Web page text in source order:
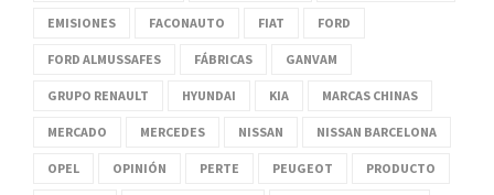
EMISIONES FACONAUTO FIAT FORD
FORD ALMUSSAFES FÁBRICAS GANVAM
GRUPO RENAULT HYUNDAI KIA MARCAS CHINAS
MERCADO MERCEDES NISSAN NISSAN BARCELONA
OPEL OPINIÓN PERTE PEUGEOT PRODUCTO